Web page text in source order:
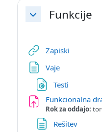
Skrči Funkcije
Zapiski
VajeStran
Testi
Funkcionalna
Rok za oddajo:
RešitevStran